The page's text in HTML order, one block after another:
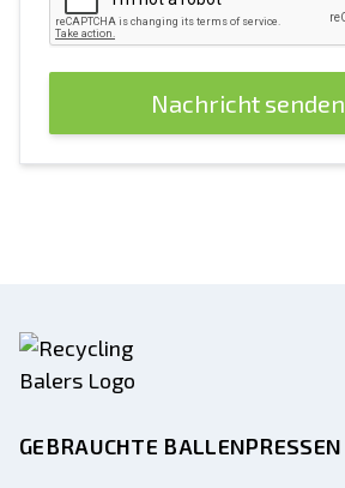
Nachricht senden
GEBRAUCHTE BALLENPRESSEN